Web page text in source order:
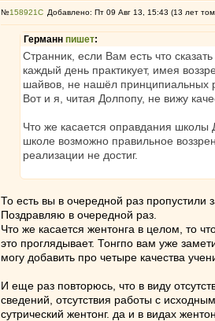
№158921 Добавлено: Пт 09 Авг 13, 15:43 (13 лет
Германн пишет:
Странник, если Вам есть что
каждый день практикует, имея
шайвов, не нашёл принципиальных
Вот и я, читая Долпопу, не вижу
Что же касается оправдания
школе возможно правильное
реализации не достиг.
То есть вы в очередной раз пропустили
Поздравляю в очередной раз.
Что же касается жентонга в целом, то
это проглядывает. Тонгпо вам уже
могу добавить про четыре качества
И еще раз повторюсь, что в виду
сведений, отсутствия работы с
сутрический жентонг. да и в видах